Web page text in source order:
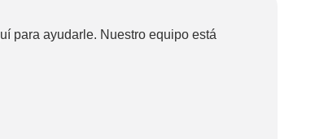
para ayudarle. Nuestro equipo está